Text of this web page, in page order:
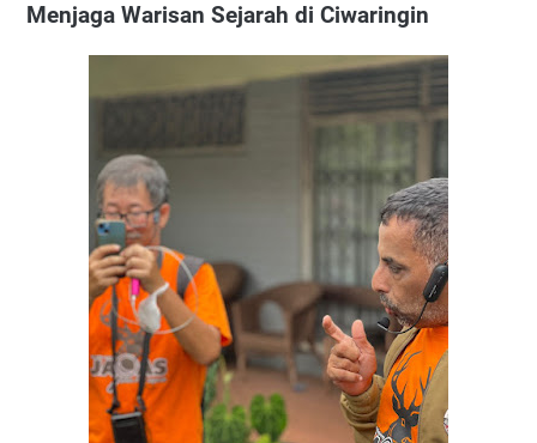
Menjaga Warisan Sejarah di Ciwaringin